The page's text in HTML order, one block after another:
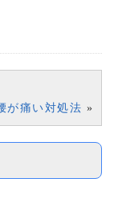
が痛い対処法 »